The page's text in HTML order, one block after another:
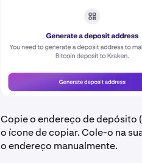
Copie o endereço de depósito
o ícone de copiar. Cole-o na
o endereço manualmente.